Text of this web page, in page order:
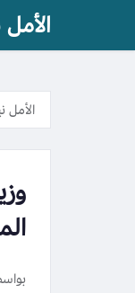
الأمل
الأمل